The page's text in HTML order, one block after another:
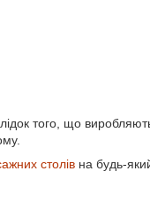
того, що
столів на будь-